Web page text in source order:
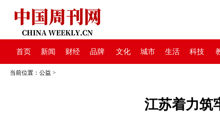
首页 新闻 财经 品牌 文化 城市 生活 科技
当前位置： 公益 >
江苏着力筑